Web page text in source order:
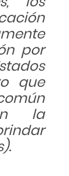
por
que
la